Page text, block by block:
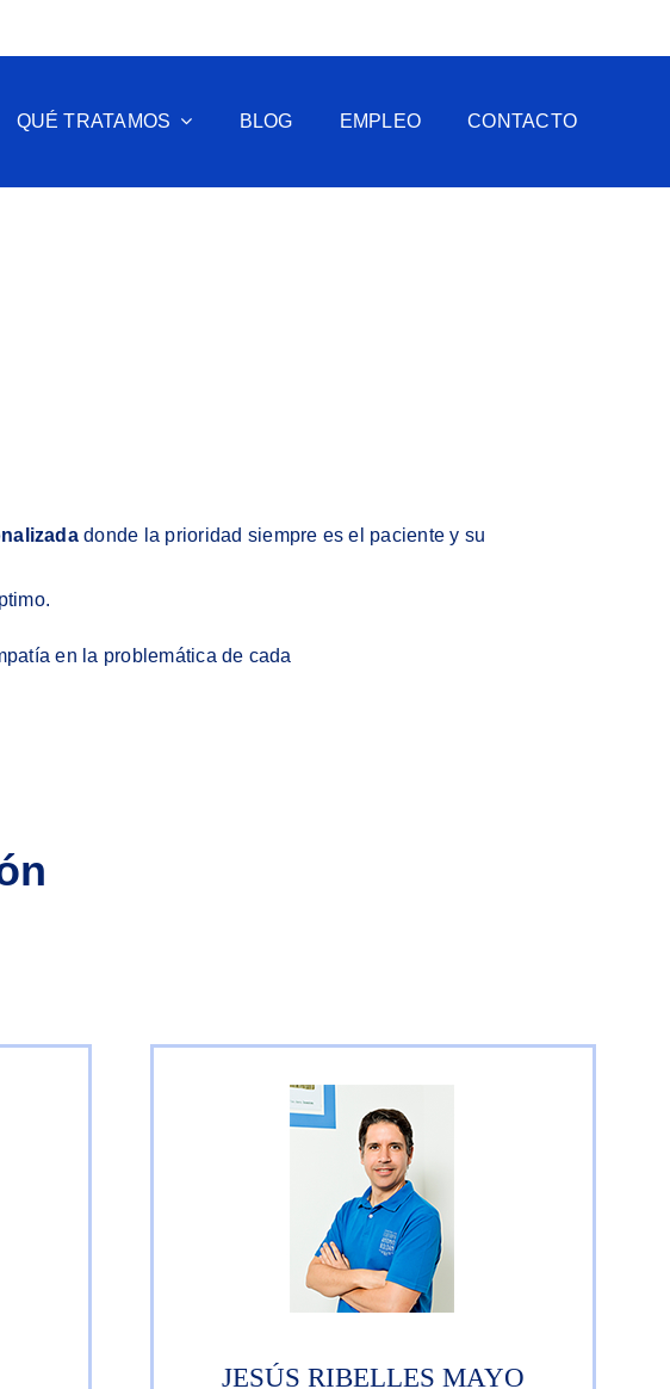
QUÉ TRATAMOS BLOG EMPLEO CONTACTO
donde la prioridad siempre es el paciente y su
en la problemática de cada
JESÚS RIBELLES MAYO